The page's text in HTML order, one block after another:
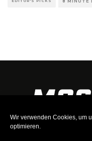
Wir verwenden Cookies, um
optimieren.